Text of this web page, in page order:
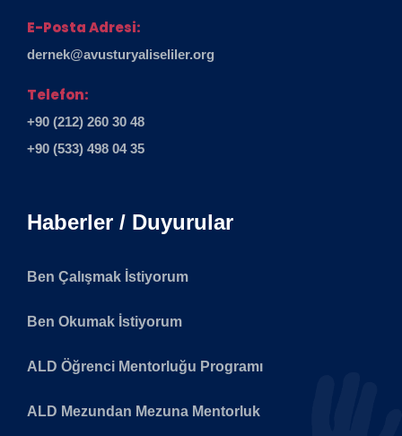
E-Posta Adresi:
dernek@avusturyaliseliler.org
Telefon:
+90 (212) 260 30 48
+90 (533) 498 04 35
Haberler / Duyurular
Ben Çalışmak İstiyorum
Ben Okumak İstiyorum
ALD Öğrenci Mentorluğu Programı
ALD Mezundan Mezuna Mentorluk